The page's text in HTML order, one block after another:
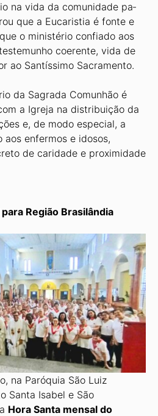
na vida da comunidade pa­
que a Euca­ristia é fonte e
o ministério confiado aos
coerente, vida de
ao Santíssimo Sacramento.
da Sa­grada Comunhão é
a Igreja na distribuição da
e, de modo especial, a
aos enfermos e idosos,
de caridade e proximidade
Região Brasilândia
na Paróquia São Luiz
Santa Isabel e São
Hora Santa mensal do